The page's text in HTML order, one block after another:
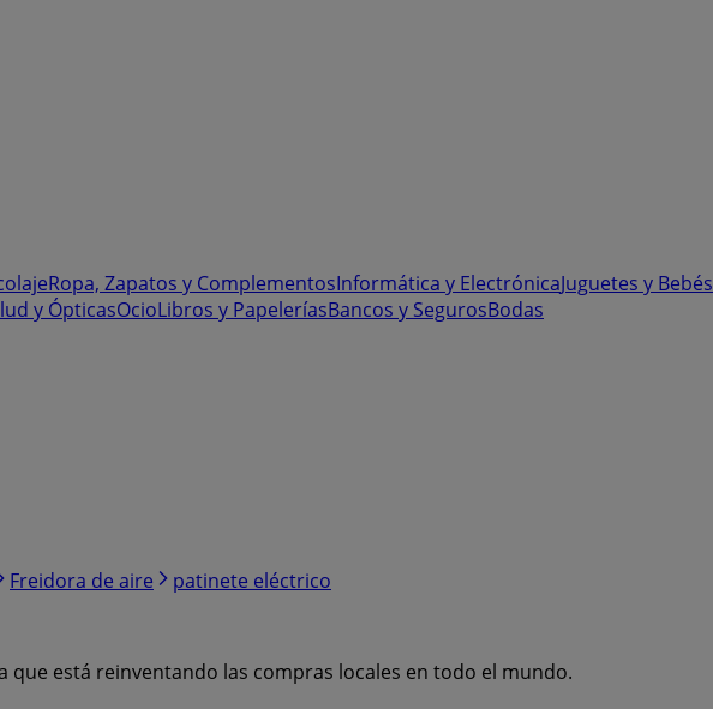
Ropa, Zapatos y ComplementosInformática y ElectrónicaJuguetes y Bebés
y ÓpticasOcioLibros y PapeleríasBancos y SegurosBodas
Freidora de aire patinete eléctrico
está reinventando las compras locales en todo el mundo.